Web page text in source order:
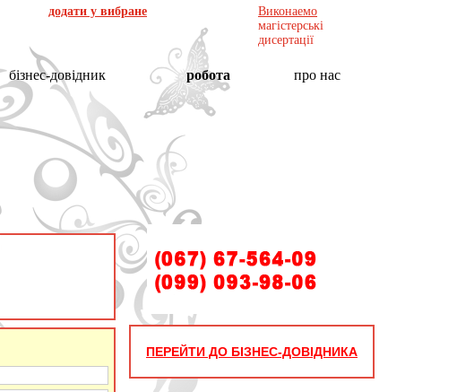
додати у вибране
Виконаемо
магістерські
дисертації
бізнес-довідник робота про нас
ПЕРЕЙТИ ДО БІЗНЕС-ДОВІДНИКА